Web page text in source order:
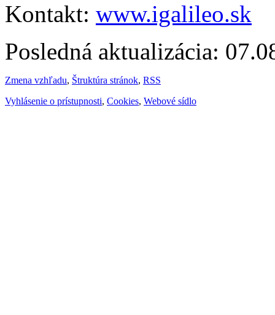
Kontakt: www.igalileo.sk
Posledná aktualizácia:
Zmena vzhľadu, Štruktúra stránok, RSS
Vyhlásenie o prístupnosti, Cookies, Webové sídlo